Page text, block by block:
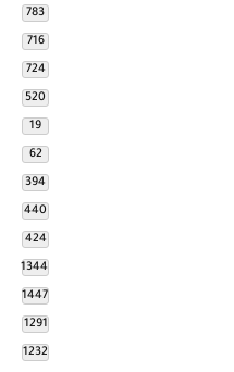
783
716
724
520
19
62
394
440
424
1344
1447
1291
1232